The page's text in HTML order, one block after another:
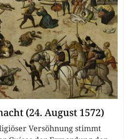
(24. August 1572)
Versöhnung stimmt